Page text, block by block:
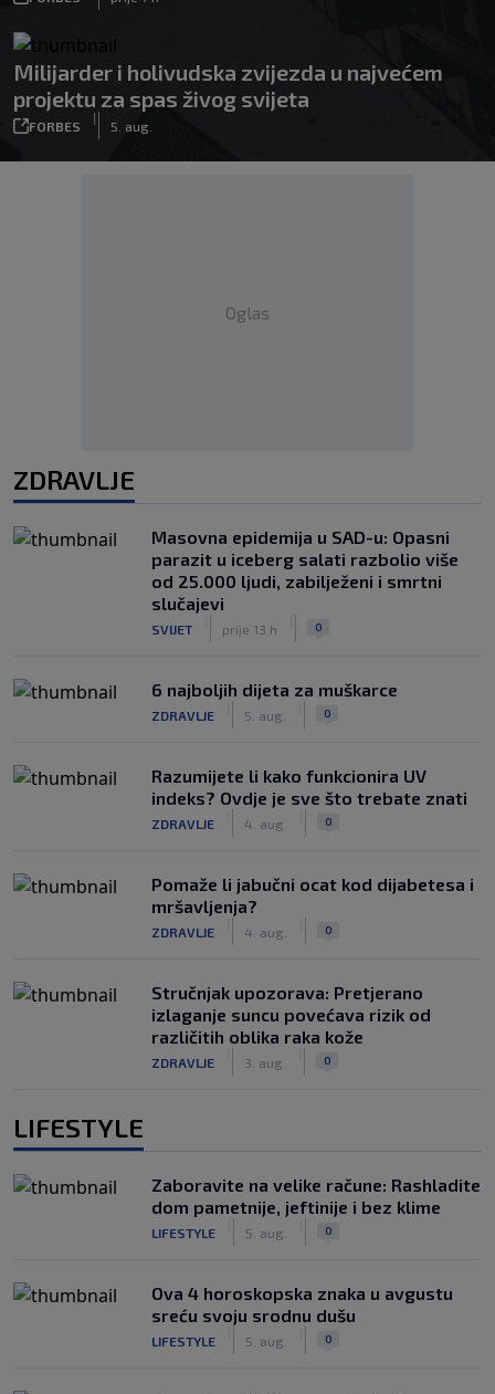
Milijarder i holivudska zvijezda u najvećem
projektu za spas živog svijeta
FORBES
|
5. aug.
Oglas
ZDRAVLJE
Masovna epidemija u SAD-u: Opasni
parazit u iceberg salati razbolio više
od 25.000 ljudi, zabilježeni i smrtni
slučajevi
SVIJET prije 13 h 0
6 najboljih dijeta za muškarce
ZDRAVLJE 5. aug. 0
Razumijete li kako funkcionira UV
indeks? Ovdje je sve što trebate znati
ZDRAVLJE 4. aug. 0
Pomaže li jabučni ocat kod dijabetesa i
mršavljenja?
ZDRAVLJE 4. aug. 0
Stručnjak upozorava: Pretjerano
izlaganje suncu povećava rizik od
različitih oblika raka kože
ZDRAVLJE 3. aug. 0
LIFESTYLE
Zaboravite na velike račune: Rashladite
dom pametnije, jeftinije i bez klime
LIFESTYLE 5. aug. 0
Ova 4 horoskopska znaka u avgustu
sreću svoju srodnu dušu
LIFESTYLE 5. aug. 0